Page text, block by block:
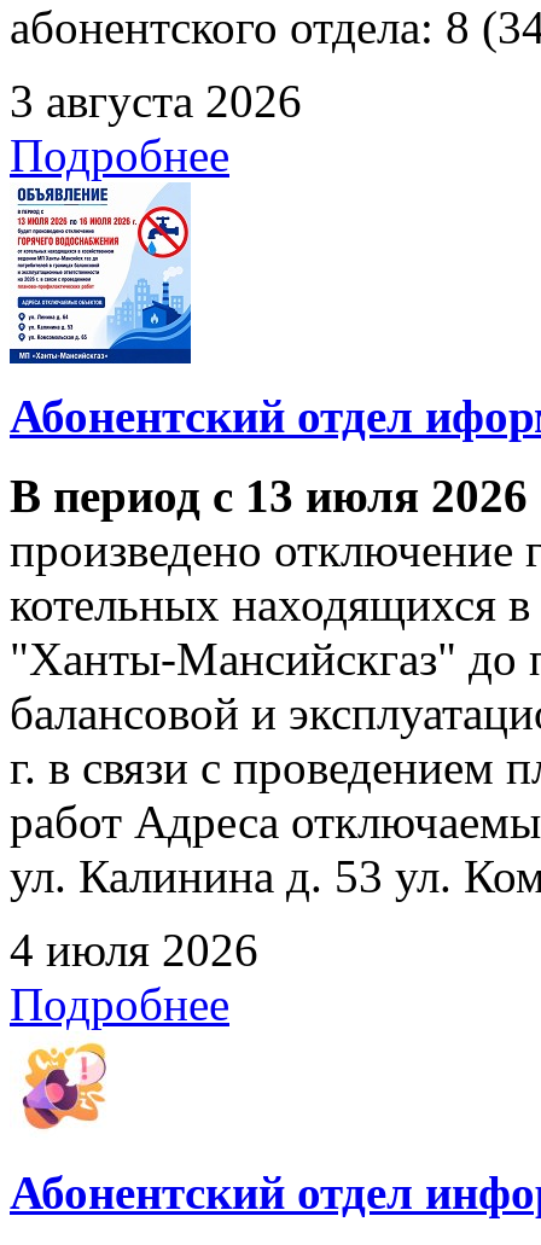
абонентского отдела: 8
3 августа 2026
Подробнее
Абонентский отдел
В период с 13 июля
произведено отключение
котельных находящихся
"Ханты-Мансийскгаз" до
балансовой и
г. в связи с проведением
работ Адреса
ул. Калинина д. 53 ул.
4 июля 2026
Подробнее
Абонентский отдел